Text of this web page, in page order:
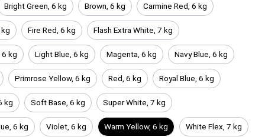
Bright Green, 6 kg Brown, 6 kg Carmine Red, 6 kg
Fire Red, 6 kg Flash Extra White, 7 kg
6 kg Light Blue, 6 kg Magenta, 6 kg Navy Blue, 6 kg
Primrose Yellow, 6 kg Red, 6 kg Royal Blue, 6 kg
kg Soft Base, 6 kg Super White, 7 kg
6 kg Violet, 6 kg Warm Yellow, 6 kg White Flex, 7 kg